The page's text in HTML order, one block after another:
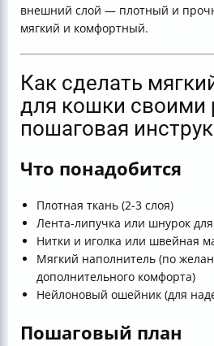
внешний слой — плотный и
мягкий и комфортный.
Как сделать
для кошки своими
пошаговая
Что понадобится
Плотная ткань (2-3 слоя)
Лента-липучка или шнурок для
Нитки и иголка или швейная
Мягкий наполнитель (по
дополнительного комфорта)
Нейлоновый ошейник (для
Пошаговый план